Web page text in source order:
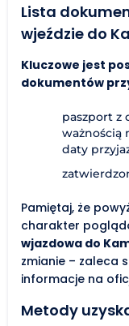
Lista
wjeździe do
Kluczowe jest
dokumentów
paszport z
ważnością
daty
Pamiętaj, że
charakter
wjazdowa do
zmianie – zaleca
informacje na
Metody